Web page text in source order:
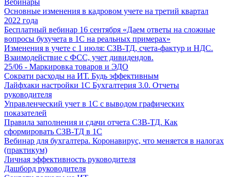
Вебинары
Основные изменения в кадровом учете на третий квартал
2022 года
Бесплатный вебинар 16 сентября «Даем ответы на сложные
вопросы бухучета в 1С на реальных примерах»
Изменения в учете с 1 июля: СЗВ-ТД, счета-фактур и НДС.
Взаимодействие с ФСС, учет дивидендов.
25/06 - Маркировка товаров и ЭДО
Сократи расходы на ИТ. Будь эффективным
Лайфхаки настройки 1С Бухгалтерия 3.0. Отчеты
руководителя
Управленческий учет в 1С с выводом графических
показателей
Правила заполнения и сдачи отчета СЗВ-ТД. Как
сформировать СЗВ-ТД в 1С
Вебинар для бухгалтера. Коронавирус, что меняется в налогах
(практикум)
Личная эффективность руководителя
Дашборд руководителя